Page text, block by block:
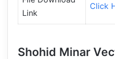
Link
Click
Shohid Minar